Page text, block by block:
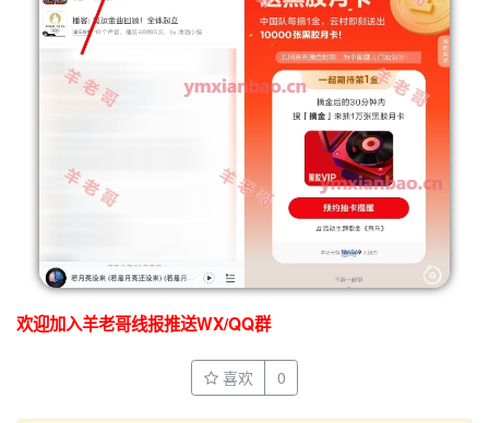
欢迎加入羊老哥线报推送WX/QQ群
喜欢 0